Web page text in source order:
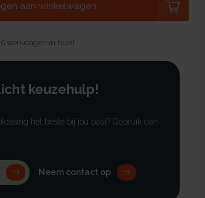
aan winkelwagen
werkdagen in huis!
keuzehulp!
het beste bij jou past? Gebruik dan
Neem contact op